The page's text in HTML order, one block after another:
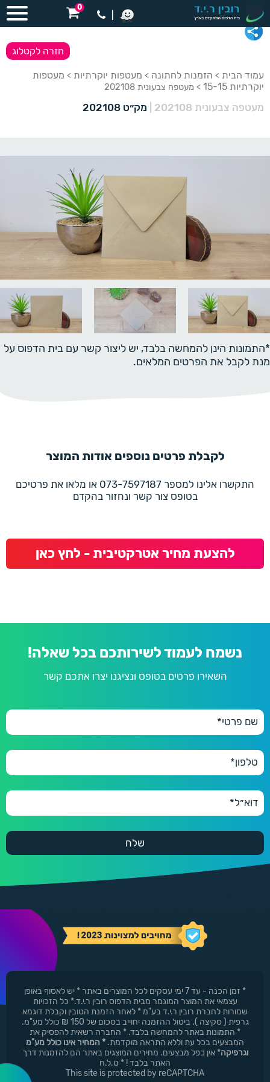
0
עמוד הבית > הזמנות לחתונה > מעטפות יוקרתיות > מעטפות
יוקרתיות 15-15
> מעטפה צבעונית 202108
מעטפה צבעונית 202108 מק״ט 202108
חזרה לקטלוג
*התמונות הינן להמחשה בלבד, יש ליצור קשר עם בית הדפוס על
מנת לקבל את הפרטים המלאים.
לקבלת פרטים נוספים אודות המוצר
התקשרו אלינו למספר 073-7597187 או מלאו את פרטיכם
בטופס צור קשר ונחזור בהקדם
להצעת מחיר אטרקטיבית - לחץ כאן
נשמח לעמוד לשירותכם בכל שאלה!
השאירו פרטים בטופס ונציגנו יצרו אתכם קשר
* זמן הכנה - עד 7 ימי עסקים לכל המוצרים באתר * יש לאסוף באופן
עצמאי את המוצר המוגמר מבית הדפוס רובין ר.י.ד.* כל הזכויות
שמורות לחברת רובין ר.י.ד בע"מ * לאחר הזמנת הטובין וקבלת דוגמא
גרפית ( סקיצה ). ביטול ההזמנה יחוייב בסכום של 150 ₪ כולל מע"מ.
* התמונות באתר להמחשה בלבד. * החברה רשאית להפסיק את
המבצעים בכל עת וללא התראה מוקדמת. * המחיר אינו כולל מע"מ
וגרפיקה* אין כפל מבצעים. מחירים המוצגים באתר הם להזמנות דרך
האתר בלבד ! * ט.ל.ח
This site is protected by reCAPTCHA